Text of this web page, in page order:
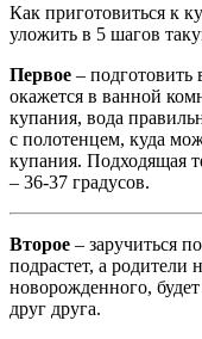
Как приготовиться к
уложить в 5 шагов
Первое – подготовить
окажется в ванной
купания, вода
с полотенцем, куда
купания. Подходящая
– 36-37 градусов.
Второе – заручиться
подрастет, а родители
новорожденного,
друг друга.